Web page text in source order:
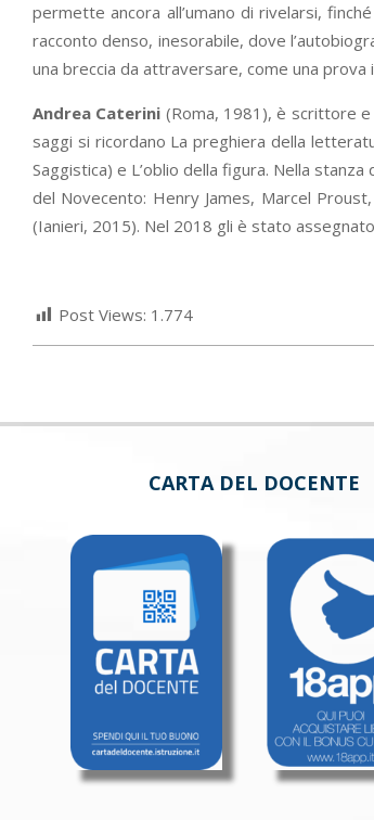
permette ancora all’umano di rivelarsi,
racconto denso, inesorabile, dove
una breccia da attraversare, come una
Andrea Caterini (Roma, 1981), è scrittore
saggi si ricordano La preghiera della
Saggistica) e L’oblio della figura. Nella
del Novecento: Henry James, Marcel
(Ianieri, 2015). Nel 2018 gli è stato
Post Views: 1.774
CARTA DEL DOCENTE